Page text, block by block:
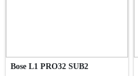
Bose L1 PRO32 SUB2